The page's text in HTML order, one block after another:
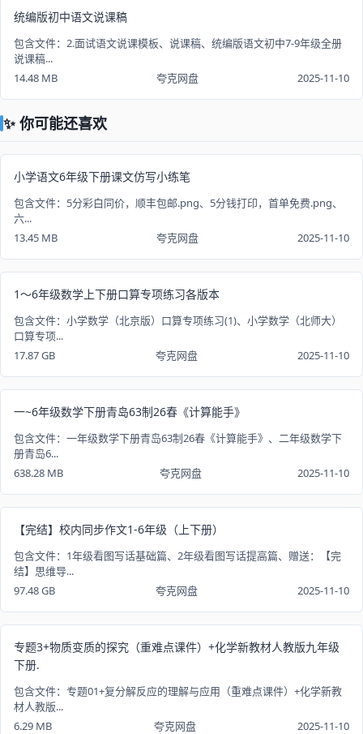
统编版初中语文说课稿
包含文件：2.面试语文说课模板、说课稿、统编版语文初中7-9年级全册
说课稿...
14.48 MB
夸克网盘 2025-11-10
✨ 你可能还喜欢
小学语文6年级下册课文仿写小练笔
包含文件：5分彩白同价，顺丰包邮.png、5分钱打印，首单免费.png、
六...
13.45 MB
夸克网盘 2025-11-10
1～6年级数学上下册口算专项练习各版本
包含文件：小学数学（北京版）口算专项练习(1)、小学数学（北师大）
口算专项...
17.87 GB
夸克网盘 2025-11-10
一~6年级数学下册青岛63制26春《计算能手》
包含文件：一年级数学下册青岛63制26春《计算能手》、二年级数学下
册青岛6...
638.28 MB
夸克网盘 2025-11-10
【完结】校内同步作文1-6年级（上下册）
包含文件：1年级看图写话基础篇、2年级看图写话提高篇、赠送：【完
结】思维导...
97.48 GB
夸克网盘 2025-11-10
专题3+物质变质的探究（重难点课件）+化学新教材人教版九年级
下册.
包含文件：专题01+复分解反应的理解与应用（重难点课件）+化学新教
材人教版...
6.29 MB
夸克网盘 2025-11-10